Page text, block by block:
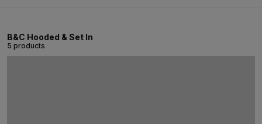
B&C Hooded & Set In
5 products